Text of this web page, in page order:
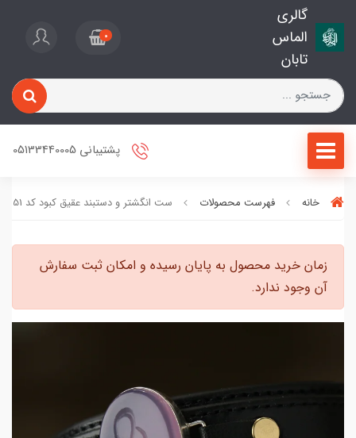
گالری
الماس
تابان
0
پشتیبانی 05133440005
خانه فهرست محصولات ست انگشتر و دستبند عقیق کبود کد 1151
زمان خرید محصول به پایان رسیده و امکان ثبت سفارش
آن وجود ندارد.